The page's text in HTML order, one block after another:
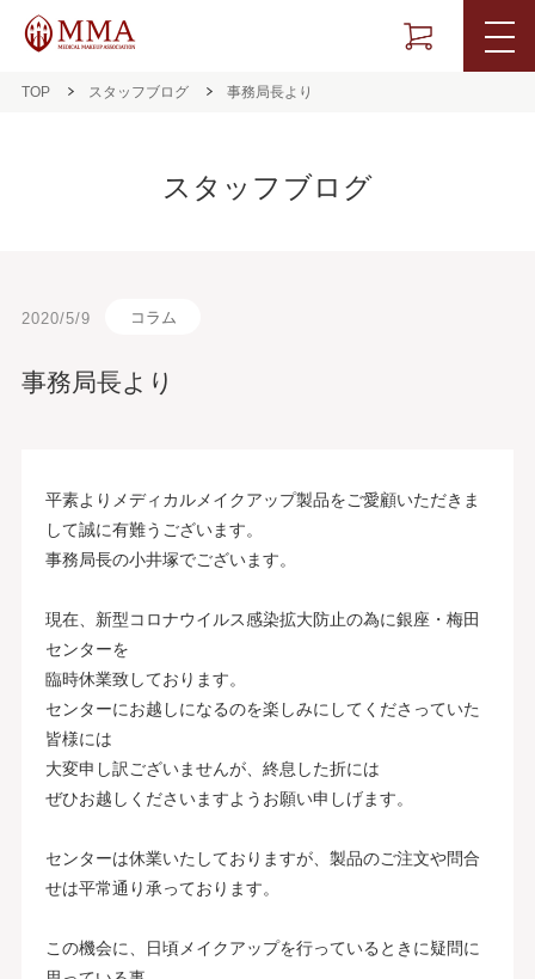
TOP スタッフブログ 事務局長より
スタッフブログ
2020/5/9 コラム
事務局長より
平素よりメディカルメイクアップ製品をご愛顧いただきま
して誠に有難うございます。
事務局長の小井塚でございます。
現在、新型コロナウイルス感染拡大防止の為に銀座・梅田
センターを
臨時休業致しております。
センターにお越しになるのを楽しみにしてくださっていた
皆様には
大変申し訳ございませんが、終息した折には
ぜひお越しくださいますようお願い申しげます。
センターは休業いたしておりますが、製品のご注文や問合
せは平常通り承っております。
この機会に、日頃メイクアップを行っているときに疑問に